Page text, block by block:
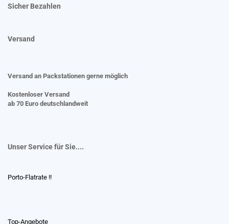
Sicher Bezahlen
Versand
Versand an Packstationen gerne möglich
Kostenloser Versand
ab 70 Euro deutschlandweit
Unser Service für Sie....
Porto-Flatrate !!
Top-Angebote